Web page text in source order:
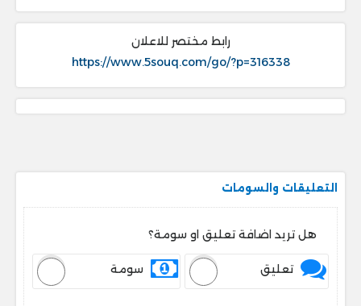
رابط مختصر للاعلان
https://www.5souq.com/go/?p=316338
التعليقات والسومات
هل تريد اضافة تعليق او سومة؟
تعليق سومة